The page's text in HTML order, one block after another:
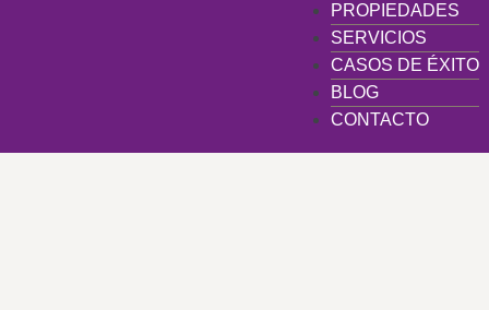
PROPIEDADES
SERVICIOS
CASOS DE ÉXITO
BLOG
CONTACTO